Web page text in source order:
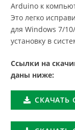
Arduino к
Это легко
для Windows 7/
установку в
Ссылки на
даны ниже:
СКАЧАТЬ